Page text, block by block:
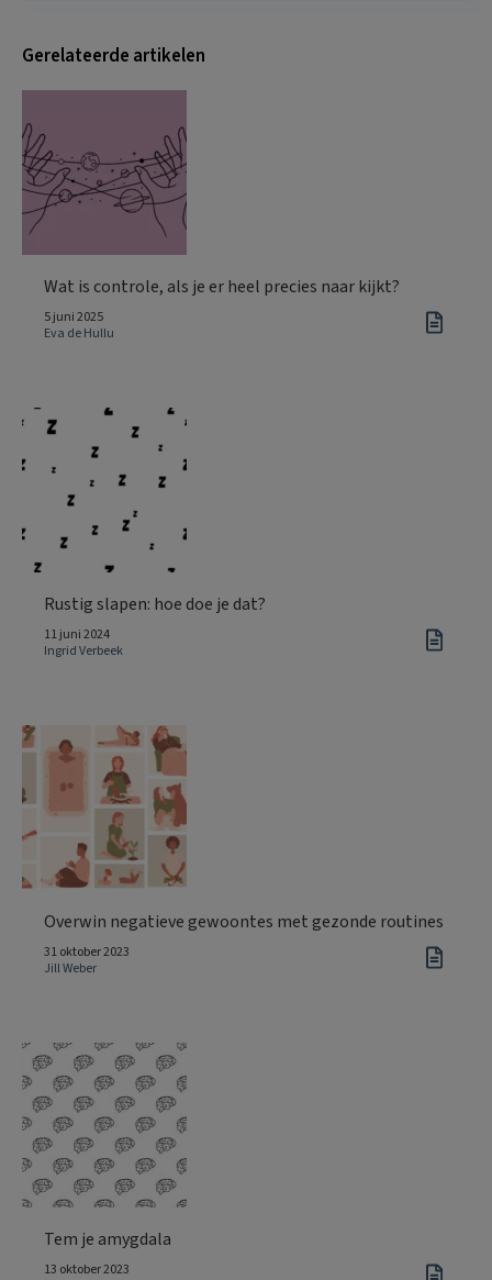
Gerelateerde artikelen
Wat is controle, als je er heel precies naar kijkt?
5 juni 2025
Eva de Hullu
Rustig slapen: hoe doe je dat?
11 juni 2024
Ingrid Verbeek
Overwin negatieve gewoontes met gezonde routines
31 oktober 2023
Jill Weber
Tem je amygdala
13 oktober 2023